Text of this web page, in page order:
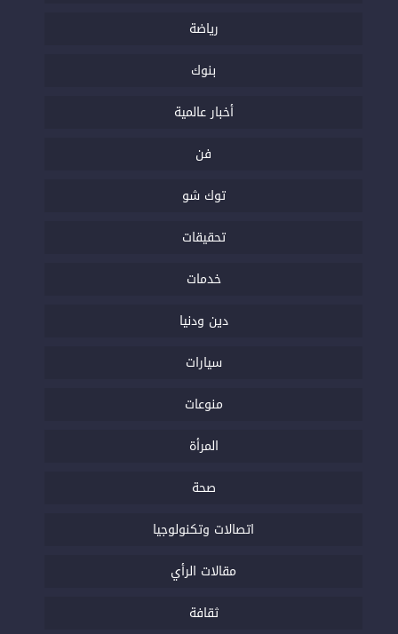
رياضة
بنوك
أخبار عالمية
فن
توك شو
تحقيقات
خدمات
دين ودنيا
سيارات
منوعات
المرأة
صحة
اتصالات وتكنولوجيا
مقالات الرأي
ثقافة